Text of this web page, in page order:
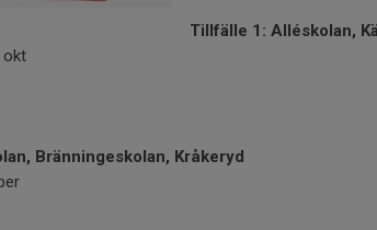
Tillfälle 1: Alléskolan,
okt
Bränningeskolan, Kråkeryd